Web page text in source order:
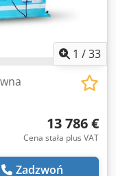
1 /33
13 786 €
Cena stała plus VAT
Zadzwoń